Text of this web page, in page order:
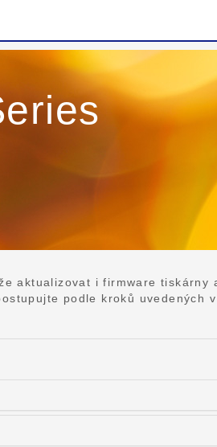
aktualizovat i firmware tiskárny
podle kroků